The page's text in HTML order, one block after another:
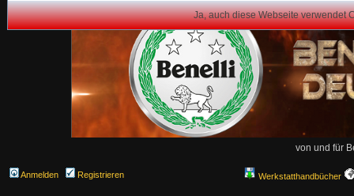
Ja, auch diese Webseite verwendet
von und für
Anmelden Registrieren Werkstatthandbücher